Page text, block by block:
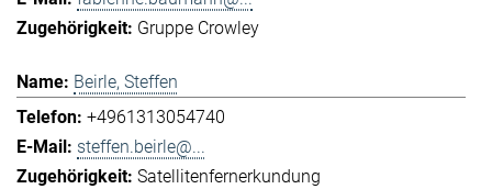
Gruppe Crowley
Beirle, Steffen
+4961313054740
steffen.beirle@...
Satellitenfernerkundung